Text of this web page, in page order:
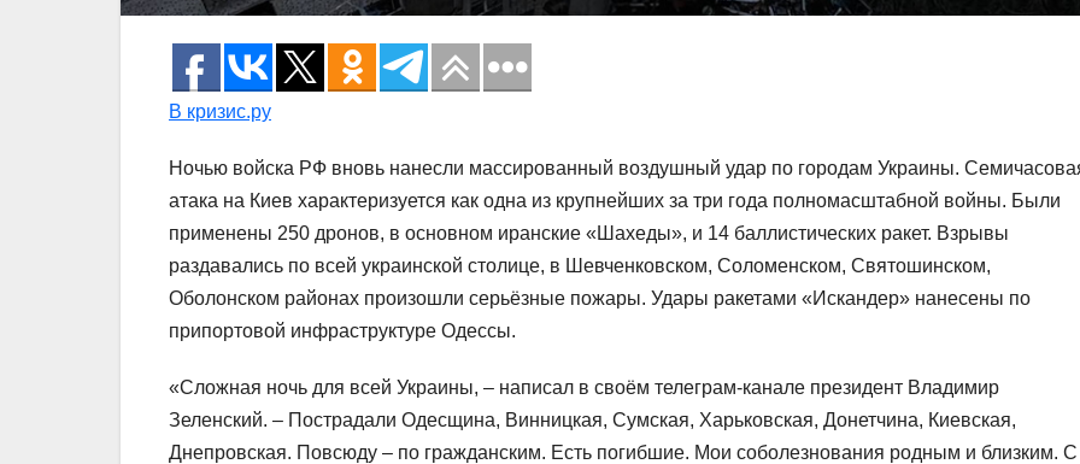
В кризис.ру
Ночью войска РФ вновь нанесли массированный воздушный удар по городам Украины.
атака на Киев характеризуется как одна из крупнейших за три года полномасштабной войны. Были
применены 250 дронов, в основном иранские «Шахеды», и 14 баллистических ракет. Взрывы
раздавались по всей украинской столице, в Шевченковском, Соломенском, Святошинском,
Оболонском районах произошли серьёзные пожары. Удары ракетами «Искандер» нанесены по
припортовой инфраструктуре Одессы.
«Сложная ночь для всей Украины, – написал в своём телеграм-канале президент Владимир
Зеленский. – Пострадали Одесщина, Винницкая, Сумская, Харьковская, Донетчина, Киевская,
Днепровская. Повсюду – по гражданским. Есть погибшие. Мои соболезнования родным и близким. С